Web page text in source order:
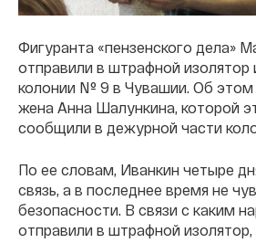
Фигуранта «пензенского дела»
отправили в штрафной изолятор
колонии № 9 в Чувашии. Об этом
жена Анна Шалункина, которой
сообщили в дежурной части
По ее словам, Иванкин четыре
связь, а в последнее время не
безопасности. В связи с каким
отправили в штрафной изолятор,